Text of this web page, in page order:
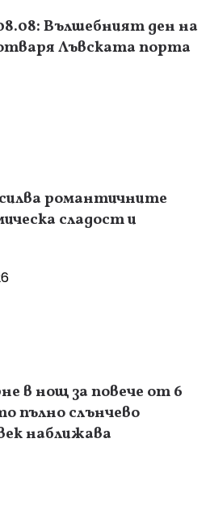
Вълшебният ден на
Лъвската порта
романтичните
сладост и
в нощ за повече от 6
пълно слънчево
наближава